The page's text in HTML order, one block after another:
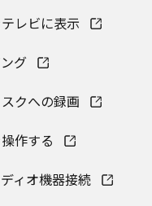
います。したがいまして、
す。また、本ウェブサイト
その後のマイナーチェンジ
あります。本ウェブサイト
る場合は、ご購入店、お近
ださい。また、商品に同梱
レビに表示
グ
クへの録画
作する
ィオ機器接続